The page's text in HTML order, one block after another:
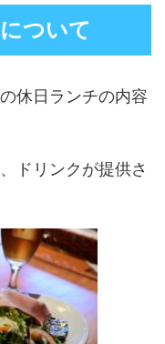
ついて
休日ランチの内容
ドリンクが提供さ